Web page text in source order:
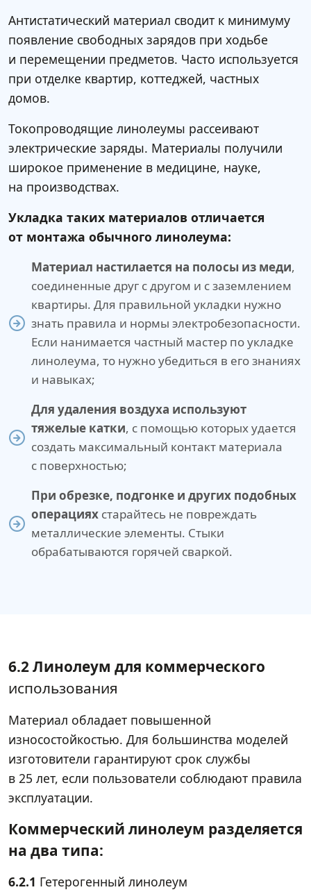
Антистатический материал сводит к минимуму
появление свободных зарядов при ходьбе
и перемещении предметов. Часто используется
при отделке квартир, коттеджей, частных
домов.
Токопроводящие линолеумы рассеивают
электрические заряды. Материалы получили
широкое применение в медицине, науке,
на производствах.
Укладка таких материалов отличается
от монтажа обычного линолеума:
Материал настилается на полосы из меди,
соединенные друг с другом и с заземлением
квартиры. Для правильной укладки нужно
знать правила и нормы электробезопасности.
Если нанимается частный мастер по укладке
линолеума, то нужно убедиться в его знаниях
и навыках;
Для удаления воздуха используют
тяжелые катки, с помощью которых удается
создать максимальный контакт материала
с поверхностью;
При обрезке, подгонке и других подобных
операциях старайтесь не повреждать
металлические элементы. Стыки
обрабатываются горячей сваркой.
6.2 Линолеум для коммерческого
использования
Материал обладает повышенной
износостойкостью. Для большинства моделей
изготовители гарантируют срок службы
в 25 лет, если пользователи соблюдают правила
эксплуатации.
Коммерческий линолеум разделяется
на два типа:
6.2.1 Гетерогенный линолеум